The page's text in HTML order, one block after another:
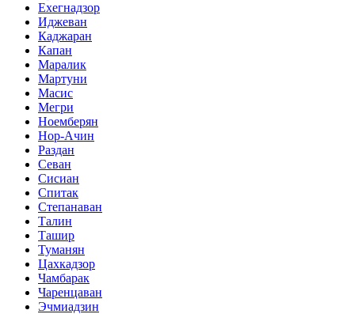
Ехегнадзор
Иджеван
Каджаран
Капан
Маралик
Мартуни
Масис
Мегри
Ноемберян
Нор-Ачин
Раздан
Севан
Сисиан
Спитак
Степанаван
Талин
Ташир
Туманян
Цахкадзор
Чамбарак
Чаренцаван
Эчмиадзин